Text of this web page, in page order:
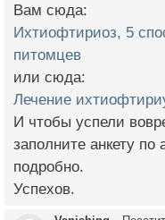
Вам сюда:
Ихтиофтириоз, 5
питомцев
или сюда:
Лечение
И чтобы успели
заполните анкету по
подробно.
Успехов.